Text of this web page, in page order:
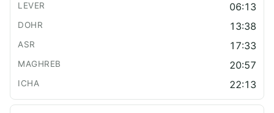
06:13
13:38
17:33
20:57
22:13